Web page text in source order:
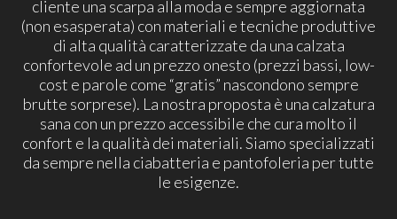
cliente una scarpa alla moda e sempre aggiornata
(non esasperata) con materiali e tecniche produttive
di alta qualità caratterizzate da una calzata
confortevole ad un prezzo onesto (prezzi bassi, low-
cost e parole come “gratis” nascondono sempre
brutte sorprese). La nostra proposta è una calzatura
sana con un prezzo accessibile che cura molto il
confort e la qualità dei materiali. Siamo specializzati
da sempre nella ciabatteria e pantofoleria per tutte
le esigenze.